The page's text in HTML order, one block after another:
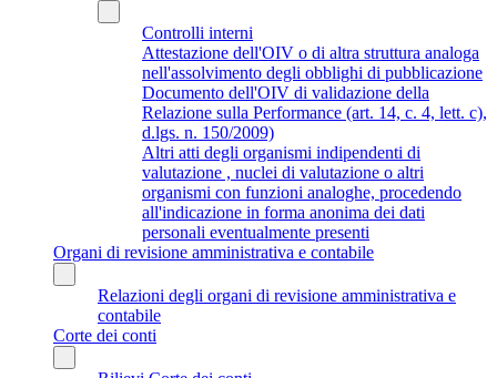
Controlli interni
Attestazione dell'OIV o di altra struttura analoga
nell'assolvimento degli obblighi di pubblicazione
Documento dell'OIV di validazione della
Relazione sulla Performance (art. 14, c. 4, lett. c),
d.lgs. n. 150/2009)
Altri atti degli organismi indipendenti di
valutazione , nuclei di valutazione o altri
organismi con funzioni analoghe, procedendo
all'indicazione in forma anonima dei dati
personali eventualmente presenti
Organi di revisione amministrativa e contabile
Relazioni degli organi di revisione amministrativa e
contabile
Corte dei conti